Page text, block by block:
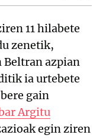
11 hilabete
zenetik,
Beltran azpian
ia urtebete
gain
Argitu
egin ziren